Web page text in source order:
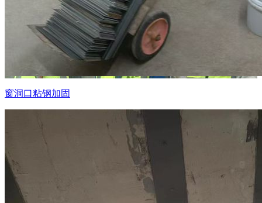
窗洞口粘钢加固